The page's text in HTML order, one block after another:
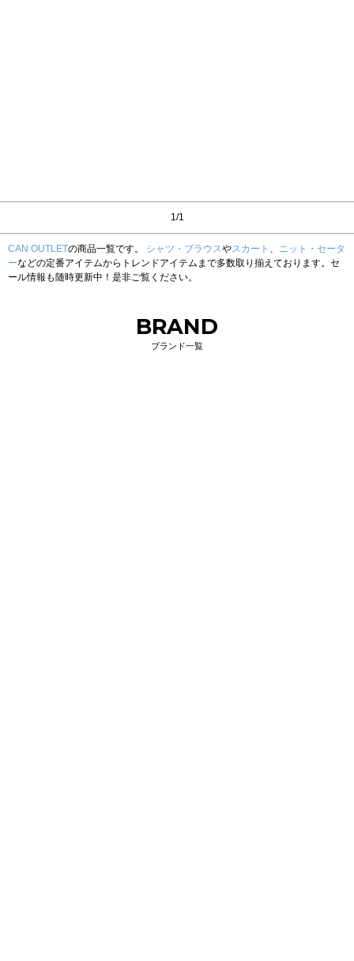
1/1
CAN OUTLETの商品一覧です。 シャツ・ブラウスやスカート 、 ニット・セータ
ーなどの定番アイテムからトレンドアイテムまで多数取り揃えております。セ
ール情報も随時更新中！是非ご覧ください。
BRAND
ブランド一覧